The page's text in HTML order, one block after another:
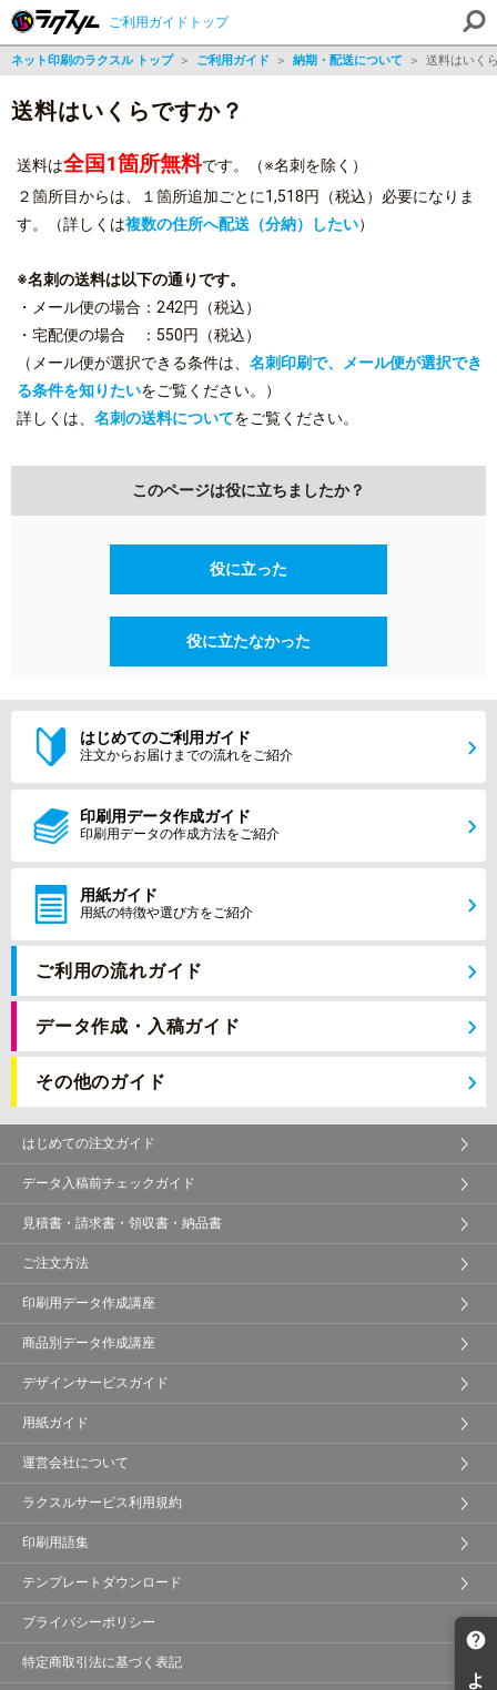
ご利用ガイドトップ
ネット印刷のラクスル トップ ＞ ご利用ガイド ＞ 納期・配送について ＞ 送料はいく
送料はいくらですか？
送料は全国1箇所無料です。（※名刺を除く）
２箇所目からは、１箇所追加ごとに1,518円（税込）必要になりま
す。（詳しくは複数の住所へ配送（分納）したい）
※名刺の送料は以下の通りです。
・メール便の場合：242円（税込）
・宅配便の場合 ：550円（税込）
（メール便が選択できる条件は、 名刺印刷で、メール便が選択でき
る条件を知りたいをご覧ください。）
詳しくは、 名刺の送料についてをご覧ください。
このページは役に立ちましたか？
役に立った
役に立たなかった
はじめてのご利用ガイド
注文からお届けまでの流れをご紹介
印刷用データ作成ガイド
印刷用データの作成方法をご紹介
用紙ガイド
用紙の特徴や選び方をご紹介
ご利用の流れガイド
データ作成・入稿ガイド
その他のガイド
はじめての注文ガイド
データ入稿前チェックガイド
見積書・請求書・領収書・納品書
ご注文方法
印刷用データ作成講座
商品別データ作成講座
デザインサービスガイド
用紙ガイド
運営会社について
ラクスルサービス利用規約
印刷用語集
テンプレートダウンロード
プライバシーポリシー
特定商取引法に基づく表記